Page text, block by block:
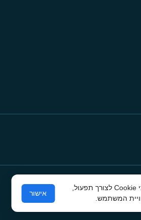
לסיבים תשתיות תקשורת
האתר משתמש בקובצי Cookie לצורך תפעול,
המשתמש.
אישור